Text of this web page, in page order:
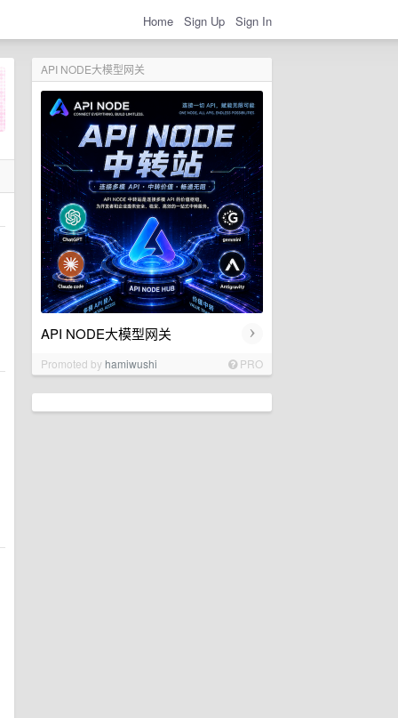
Home Sign Up Sign In
API NODE大模型网关
API NODE大模型网关 ›
Promoted by hamiwushi PRO